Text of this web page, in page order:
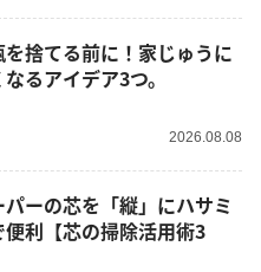
捨てる前に！家じゅうに
るアイデア3つ。
2026.08.08
パーの芯を「縦」にハサミ
利【芯の掃除活用術3